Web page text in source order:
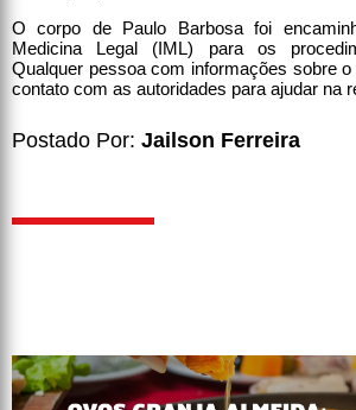
O corpo de Paulo Barbosa foi
Medicina Legal (IML) para os
Qualquer pessoa com informações sobre
contato com as autoridades para ajudar na
Postado Por: Jailson Ferreira